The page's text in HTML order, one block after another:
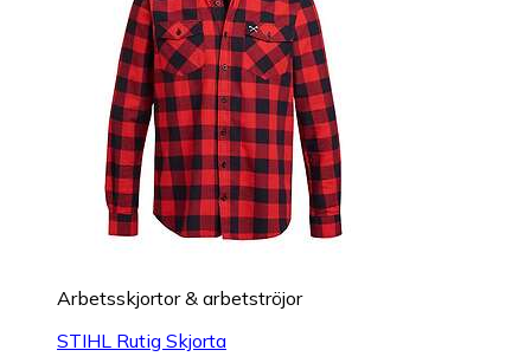
Arbetsskjortor & arbetströjor
STIHL Rutig Skjorta